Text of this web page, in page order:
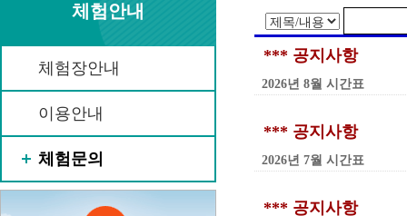
체험안내
체험장안내
이용안내
체험문의
*** 공지사항
2026년 8월 시간표
*** 공지사항
2026년 7월 시간표
*** 공지사항